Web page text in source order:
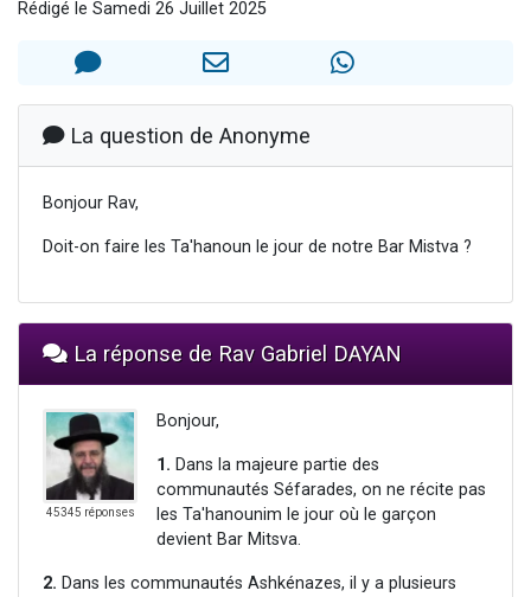
Odaya vient de donner son Maasser
2 personnes viennent de faire un don pour Tsédaka : pauvres d'Israel
Rédigé le Samedi 26 Juillet 2025
La question de Anonyme
Bonjour Rav,
Doit-on faire les Ta'hanoun le jour de notre Bar Mistva ?
La réponse de Rav Gabriel DAYAN
45345 réponses
Bonjour,
1. Dans la majeure partie des
communautés Séfarades, on ne récite pas
les Ta'hanounim le jour où le garçon
devient Bar Mitsva.
2. Dans les communautés Ashkénazes, il y a plusieurs